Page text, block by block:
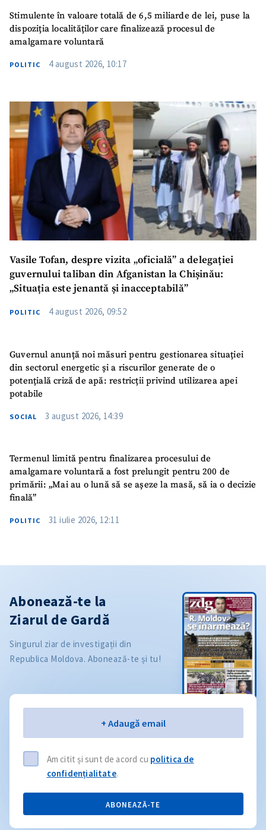
Stimulente în valoare totală de 6,5 miliarde de lei, puse la
dispoziția localităților care finalizează procesul de
amalgamare voluntară
POLITIC 4 august 2026, 10:17
Vasile Tofan, despre vizita „oficială” a delegației
guvernului taliban din Afganistan la Chișinău:
„Situația este jenantă și inacceptabilă”
POLITIC 4 august 2026, 09:52
Guvernul anunță noi măsuri pentru gestionarea situației
din sectorul energetic și a riscurilor generate de o
potențială criză de apă: restricții privind utilizarea apei
potabile
SOCIAL 3 august 2026, 14:39
Termenul limită pentru finalizarea procesului de
amalgamare voluntară a fost prelungit pentru 200 de
primării: „Mai au o lună să se așeze la masă, să ia o decizie
finală”
POLITIC 31 iulie 2026, 12:11
Abonează-te la
Ziarul de Gardă
Singurul ziar de investigații din
Republica Moldova. Abonează-te și tu!
+ Adaugă email
Am citit și sunt de acord cu politica de
confidențialitate.
ABONEAZĂ-TE